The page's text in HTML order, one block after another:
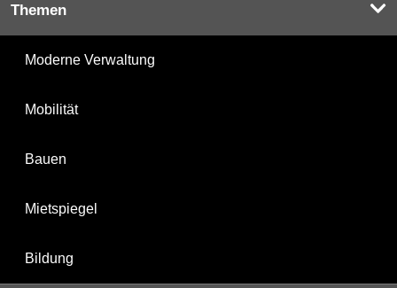
Themen
Moderne Verwaltung
Mobilität
Bauen
Mietspiegel
Bildung